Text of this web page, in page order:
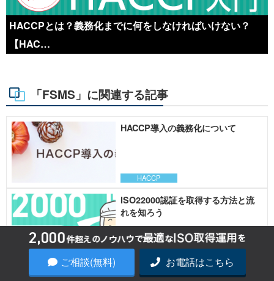
HACCPとは？義務化までに何をしなければいけない？
【HAC…
「FSMS」に関連する記事
HACCP
HACCP導入の義務化について
FSMS
ISO22000認証を取得する方法と流
れを知ろう
HACCPの導入を促進するHACCP支
ご相談(無料) お電話はこちら